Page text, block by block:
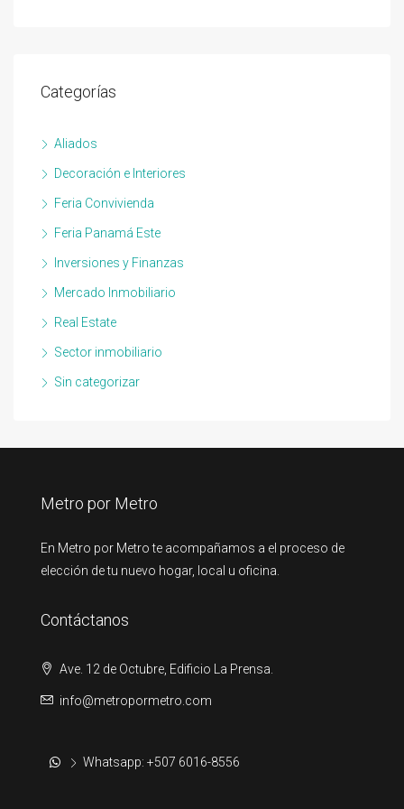
Categorías
Aliados
Decoración e Interiores
Feria Convivienda
Feria Panamá Este
Inversiones y Finanzas
Mercado Inmobiliario
Real Estate
Sector inmobiliario
Sin categorizar
Metro por Metro
En Metro por Metro te acompañamos a el proceso de
elección de tu nuevo hogar, local u oficina.
Contáctanos
Ave. 12 de Octubre, Edificio La Prensa.
info@metropormetro.com
Whatsapp: +507 6016-8556